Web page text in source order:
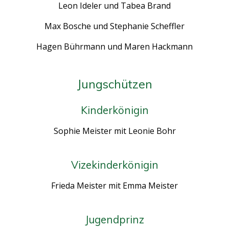
Leon Ideler und Tabea Brand
Max Bosche und Stephanie Scheffler
Hagen Bührmann und Maren Hackmann
Jungschützen
Kinderkönigin
Sophie Meister mit Leonie Bohr
Vizekinderkönigin
Frieda Meister mit Emma Meister
Jugendprinz